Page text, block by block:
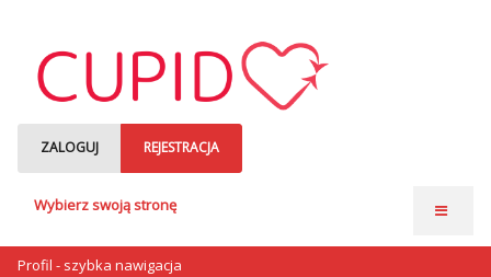
ZALOGUJ REJESTRACJA
Wybierz swoją stronę
Profil - szybka nawigacja